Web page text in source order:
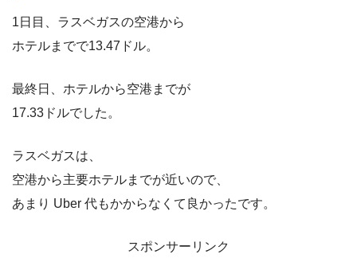
1日目、ラスベガスの空港から
ホテルまでで13.47ドル。
最終日、ホテルから空港までが
17.33ドルでした。
ラスベガスは、
空港から主要ホテルまでが近いので、
あまり Uber 代もかからなくて良かったです。
スポンサーリンク